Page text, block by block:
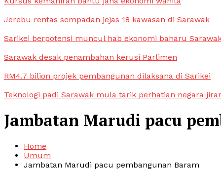
Jerebu rentas sempadan jejas 18 kawasan di Sarawak
Sarikei berpotensi muncul hab ekonomi baharu
Sarawak desak penambahan kerusi Parlimen
RM4.7 bilion projek pembangunan dilaksana di Sarikei
Teknologi padi Sarawak mula tarik perhatian negara
Jambatan Marudi pacu
Home
Umum
Jambatan Marudi pacu pembangunan Baram